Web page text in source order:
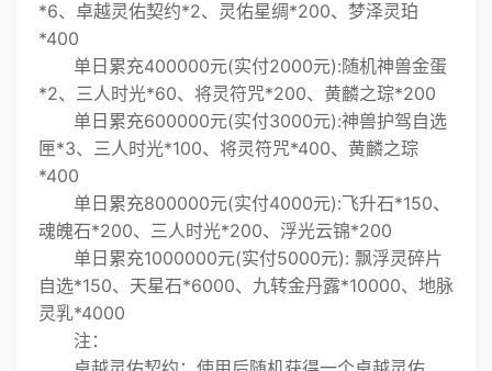
*6、卓越灵佑契约*2、灵佑星绸*200、梦泽灵珀
*400
单日累充400000元(实付2000元):随机神兽金蛋
*2、三人时光*60、将灵符咒*200、黄麟之琮*200
单日累充600000元(实付3000元):神兽护驾自选
匣*3、三人时光*100、将灵符咒*400、黄麟之琮
*400
单日累充800000元(实付4000元):飞升石*150、
魂魄石*200、三人时光*200、浮光云锦*200
单日累充1000000元(实付5000元): 飘浮灵碎片
自选*150、天星石*6000、九转金丹露*10000、地脉
灵乳*4000
注：